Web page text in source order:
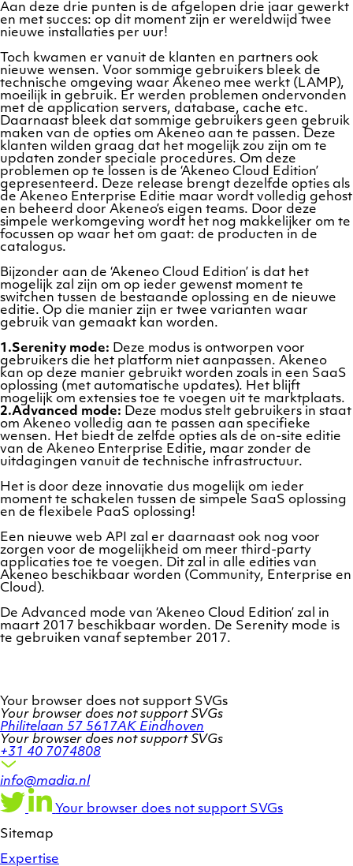
Aan deze drie punten is de afgelopen drie jaar gewerkt
en met succes: op dit moment zijn er wereldwijd twee
nieuwe installaties per uur!
Toch kwamen er vanuit de klanten en partners ook
nieuwe wensen. Voor sommige gebruikers bleek de
technische omgeving waar Akeneo mee werkt (LAMP),
moeilijk in gebruik. Er werden problemen ondervonden
met de application servers, database, cache etc.
Daarnaast bleek dat sommige gebruikers geen gebruik
maken van de opties om Akeneo aan te passen. Deze
klanten wilden graag dat het mogelijk zou zijn om te
updaten zonder speciale procedures. Om deze
problemen op te lossen is de ‘Akeneo Cloud Edition’
gepresenteerd. Deze release brengt dezelfde opties als
de Akeneo Enterprise Editie maar wordt volledig gehost
en beheerd door Akeneo’s eigen teams. Door deze
simpele werkomgeving wordt het nog makkelijker om te
focussen op waar het om gaat: de producten in de
catalogus.
Bijzonder aan de ‘Akeneo Cloud Edition’ is dat het
mogelijk zal zijn om op ieder gewenst moment te
switchen tussen de bestaande oplossing en de nieuwe
editie. Op die manier zijn er twee varianten waar
gebruik van gemaakt kan worden.
1.Serenity mode: Deze modus is ontworpen voor
gebruikers die het platform niet aanpassen. Akeneo
kan op deze manier gebruikt worden zoals in een SaaS
oplossing (met automatische updates). Het blijft
mogelijk om extensies toe te voegen uit te marktplaats.
2.Advanced mode: Deze modus stelt gebruikers in staat
om Akeneo volledig aan te passen aan specifieke
wensen. Het biedt de zelfde opties als de on-site editie
van de Akeneo Enterprise Editie, maar zonder de
uitdagingen vanuit de technische infrastructuur.
Het is door deze innovatie dus mogelijk om ieder
moment te schakelen tussen de simpele SaaS oplossing
en de flexibele PaaS oplossing!
Een nieuwe web API zal er daarnaast ook nog voor
zorgen voor de mogelijkheid om meer third-party
applicaties toe te voegen. Dit zal in alle edities van
Akeneo beschikbaar worden (Community, Enterprise en
Cloud).
De Advanced mode van ‘Akeneo Cloud Edition’ zal in
maart 2017 beschikbaar worden. De Serenity mode is
te gebruiken vanaf september 2017.
Your browser does not support SVGs
Your browser does not support SVGs
Philitelaan 57 5617AK Eindhoven
Your browser does not support SVGs
+31 40 7074808
info@madia.nl
Twitter
account
LinkedIn
profileprofile
Your browser does not support SVGs
Sitemap
Expertise